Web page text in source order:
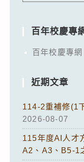
百年校慶專
百年校慶專網
近期文章
114-2重補修(1
2026-08-07
115年度AI人才
A2、A3、B5-1